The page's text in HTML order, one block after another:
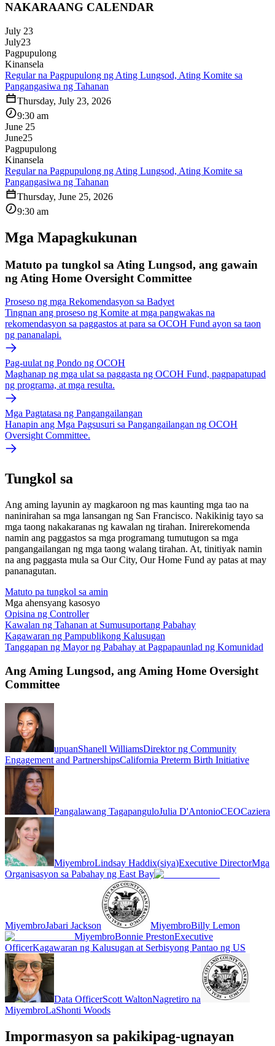
NAKARAANG CALENDAR
July 23
July23
Pagpupulong
Kinansela
Regular na Pagpupulong ng Ating Lungsod, Ating Komite sa
Pangangasiwa ng Tahanan
Thursday, July 23, 2026
9:30 am
June 25
June25
Pagpupulong
Kinansela
Regular na Pagpupulong ng Ating Lungsod, Ating Komite sa
Pangangasiwa ng Tahanan
Thursday, June 25, 2026
9:30 am
Mga Mapagkukunan
Matuto pa tungkol sa Ating Lungsod, ang gawain
ng Ating Home Oversight Committee
Proseso ng mga Rekomendasyon sa Badyet
Tingnan ang proseso ng Komite at mga pangwakas na
rekomendasyon sa paggastos at para sa OCOH Fund ayon sa taon
ng pananalapi.
Pag-uulat ng Pondo ng OCOH
Maghanap ng mga ulat sa paggasta ng OCOH Fund, pagpapatupad
ng programa, at mga resulta.
Mga Pagtatasa ng Pangangailangan
Hanapin ang Mga Pagsusuri sa Pangangailangan ng OCOH
Oversight Committee.
Tungkol sa
Ang aming layunin ay magkaroon ng mas kaunting mga tao na
naninirahan sa mga lansangan ng San Francisco. Nakikinig tayo sa
mga taong nakakaranas ng kawalan ng tirahan. Inirerekomenda
namin ang paggastos sa mga programang tumutugon sa mga
pangangailangan ng mga taong walang tirahan. At, tinitiyak namin
na ang paggasta mula sa Our City, Our Home Fund ay patas at may
pananagutan.
Matuto pa tungkol sa amin
Mga ahensyang kasosyo
Opisina ng Controller
Kawalan ng Tahanan at Sumusuportang Pabahay
Kagawaran ng Pampublikong Kalusugan
Tanggapan ng Mayor ng Pabahay at Pagpapaunlad ng Komunidad
Ang Aming Lungsod, ang Aming Home Oversight
Committee
upuanShanell WilliamsDirektor ng Community
Engagement and PartnershipsCalifornia Preterm Birth Initiative
Pangalawang TagapanguloJulia D'AntonioCEOCaziera
MiyembroLindsay Haddix(siya)Executive DirectorMga
Organisasyon sa Pabahay ng East Bay
MiyembroJabari Jackson MiyembroBilly Lemon
MiyembroBonnie PrestonExecutive
OfficerKagawaran ng Kalusugan at Serbisyong Pantao ng US
Data OfficerScott WaltonNagretiro na
MiyembroLaShonti Woods
Impormasyon sa pakikipag-ugnayan